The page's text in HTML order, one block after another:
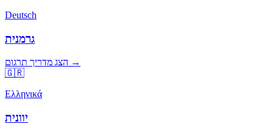
Deutsch
גרמנית
הצג מדריך תרגום →
🇬🇷
Ελληνικά
יוונית